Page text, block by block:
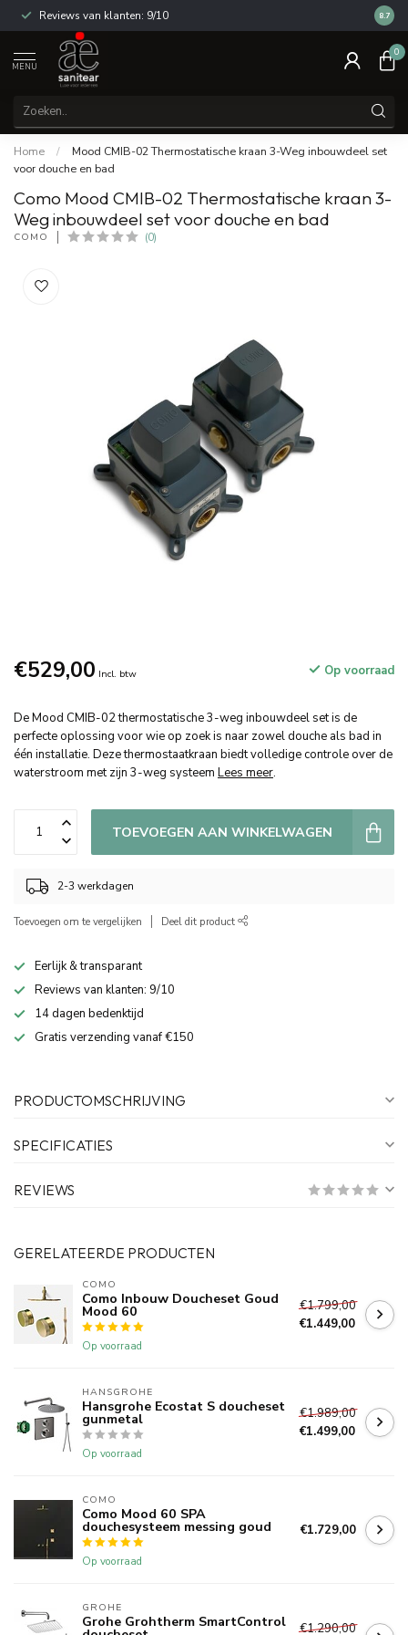
Reviews van klanten: 9/10 14
8.7
MENU
0
Home /
Mood CMIB-02 Thermostatische kraan 3-Weg inbouwdeel set
voor douche en bad
Como Mood CMIB-02 Thermostatische kraan 3-
Weg inbouwdeel set voor douche en bad
COMO (0)
€529,00 Incl. btw Op voorraad
De Mood CMIB-02 thermostatische 3-weg inbouwdeel set is de
perfecte oplossing voor wie op zoek is naar zowel douche als bad in
één installatie. Deze thermostaatkraan biedt volledige controle over de
waterstroom met zijn 3-weg systeem Lees meer.
TOEVOEGEN AAN WINKELWAGEN
2-3 werkdagen
Toevoegen om te vergelijken Deel dit product
Eerlijk & transparant
Reviews van klanten: 9/10
14 dagen bedenktijd
Gratis verzending vanaf €150
PRODUCTOMSCHRIJVING
SPECIFICATIES
REVIEWS
GERELATEERDE PRODUCTEN
COMO
Como Inbouw Doucheset Goud
Mood 60
Op voorraad
€1.799,00
€1.449,00
HANSGROHE
Hansgrohe Ecostat S doucheset
gunmetal
Op voorraad
€1.989,00
€1.499,00
COMO
Como Mood 60 SPA
douchesysteem messing goud
Op voorraad
€1.729,00
GROHE
Grohe Grohtherm SmartControl €1.290,00